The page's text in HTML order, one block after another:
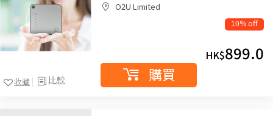
比較
收藏
O2U Limited
10% off
HK$899.0
購買